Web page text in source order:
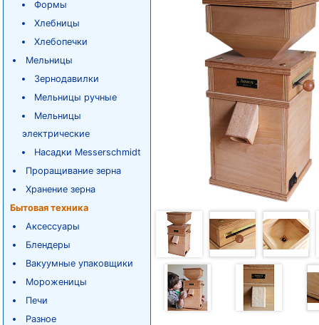
Формы
Хлебницы
Хлебопечки
Мельницы
Зернодавилки
Мельницы ручные
Мельницы
электрические
Насадки Messerschmidt
Проращивание зерна
Хранение зерна
Бытовая техника
Аксессуары
Блендеры
Вакуумные упаковщики
Мороженицы
Печи
Разное